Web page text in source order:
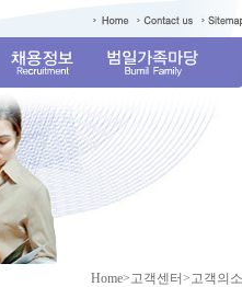
Home>고객센터>고객의